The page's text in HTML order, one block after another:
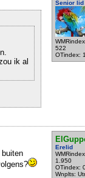
Senior lid
522
OTindex:
ik al
Erelid
1.950
OTindex:
Wnplts: